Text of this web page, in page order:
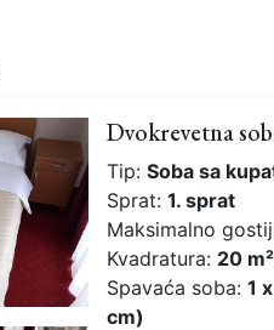
Dvokrevetna
Tip:Soba sa
Sprat:1. sprat
Maksimalno
Kvadratura: 20
Spavaća soba:1
cm)